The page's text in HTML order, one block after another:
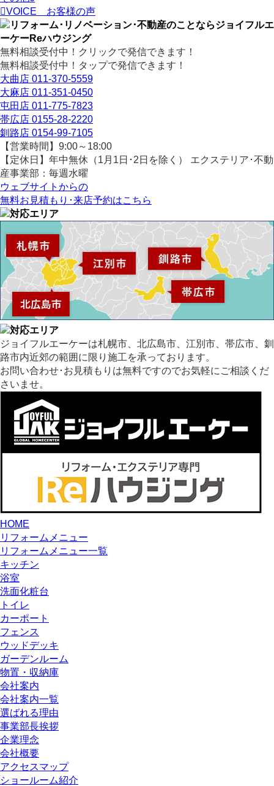
VOICE
お客様の声
無料相談受付中！クリックで発信できます！
無料相談受付中！タップで発信できます！
大曲店 011-370-5559
大麻店 011-351-0450
屯田店 011-775-7823
帯広店 0155-28-2220
釧路店 0154-99-7105
【営業時間】9:00～18:00
【定休日】年中無休（1月1日･2日を除く） エクステリア･不動
産事業部：毎週水曜
ウェブサイトからの
無料お見積もり･来店予約はこちら
ジョイフルエーケーは札幌市、北広島市、江別市、帯広市、釧
路市内近郊の範囲に限り施工を承っております。
お問い合わせ･お見積もりは無料ですのでお気軽にご相談くだ
さいませ。
HOME
リフォームメニュー
リフォームメニュー一覧
キッチン
浴室
洗面化粧台
トイレ
カーポート
フェンス
ウッドデッキ
ガーデンルーム
物置・収納庫
会社案内
会社案内一覧
選ばれる理由
事業部長挨拶
企業理念
会社概要
アクセスマップ
ショールーム紹介